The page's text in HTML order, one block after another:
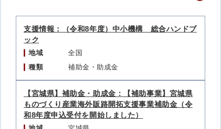
支援情報：（令和8年度）中小機構 総合ハンドブ
ック
地域
全国
種類
補助金・助成金
【宮城県】補助金・助成金：【補助事業】宮城県
ものづくり産業海外販路開拓支援事業補助金（令
和8年度申込受付を開始しました）